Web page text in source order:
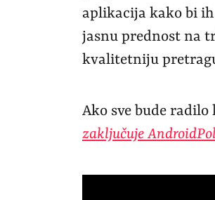
aplikacija kako bi
jasnu prednost na
kvalitetniju
Ako sve bude
zaključuje